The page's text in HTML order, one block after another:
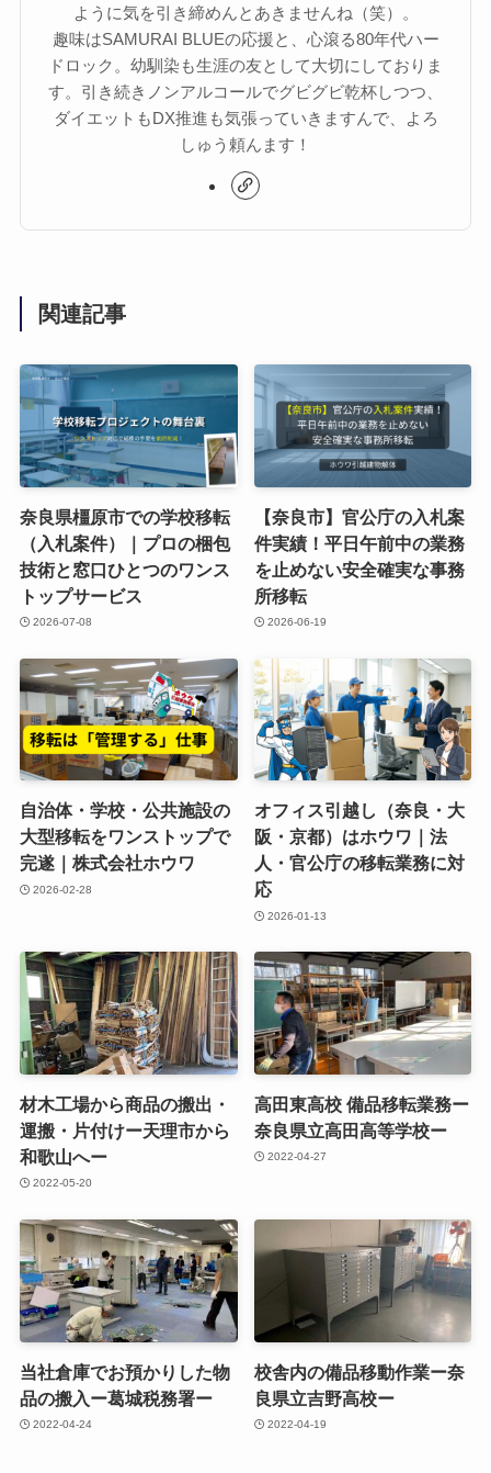
ように気を引き締めんとあきませんね（笑）。
趣味はSAMURAI BLUEの応援と、心滾る80年代ハー
ドロック。幼馴染も生涯の友として大切にしておりま
す。引き続きノンアルコールでグビグビ乾杯しつつ、
ダイエットもDX推進も気張っていきますんで、よろ
しゅう頼んます！
関連記事
奈良県橿原市での学校移転
（入札案件）｜プロの梱包
技術と窓口ひとつのワンス
トップサービス
2026-07-08
【奈良市】官公庁の入札案
件実績！平日午前中の業務
を止めない安全確実な事務
所移転
2026-06-19
自治体・学校・公共施設の
大型移転をワンストップで
完遂｜株式会社ホウワ
2026-02-28
オフィス引越し（奈良・大
阪・京都）はホウワ｜法
人・官公庁の移転業務に対
応
2026-01-13
材木工場から商品の搬出・
運搬・片付けー天理市から
和歌山へー
2022-05-20
高田東高校 備品移転業務ー
奈良県立高田高等学校ー
2022-04-27
当社倉庫でお預かりした物
品の搬入ー葛城税務署ー
2022-04-24
校舎内の備品移動作業ー奈
良県立吉野高校ー
2022-04-19